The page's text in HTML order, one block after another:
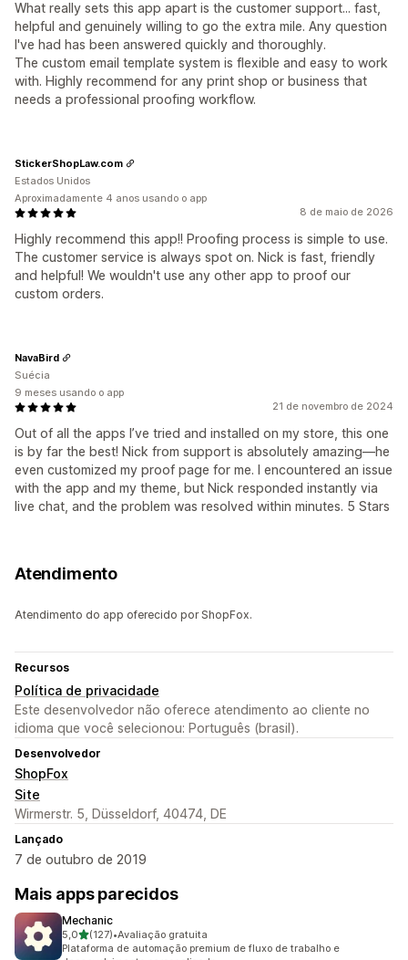
What really sets this app apart is the customer support... fast,
helpful and genuinely willing to go the extra mile. Any question
I've had has been answered quickly and thoroughly.
The custom email template system is flexible and easy to work
with. Highly recommend for any print shop or business that
needs a professional proofing workflow.
8 de maio de 2026
Highly recommend this app!! Proofing process is simple to use.
The customer service is always spot on. Nick is fast, friendly
and helpful! We wouldn't use any other app to proof our
custom orders.
StickerShopLaw.com
Estados Unidos
Aproximadamente 4 anos usando o app
21 de novembro de 2024
Out of all the apps I’ve tried and installed on my store, this one
is by far the best! Nick from support is absolutely amazing—he
even customized my proof page for me. I encountered an issue
with the app and my theme, but Nick responded instantly via
live chat, and the problem was resolved within minutes. 5 Stars
NavaBird
Suécia
9 meses usando o app
Atendimento
Atendimento do app oferecido por ShopFox.
Recursos
Política de privacidade
Este desenvolvedor não oferece atendimento ao cliente no
idioma que você selecionou: Português (brasil).
Desenvolvedor
ShopFox
Site
Wirmerstr. 5, Düsseldorf, 40474, DE
Lançado
7 de outubro de 2019
Mais apps parecidos
Mechanic
5,0de 5 estrelas
(127)
127 avaliações ao todo
•Avaliação gratuita
Plataforma de automação premium de fluxo de trabalho e